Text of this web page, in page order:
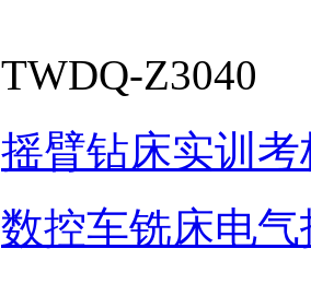
TWDQ-Z3040
摇臂钻床实训
数控车铣床电